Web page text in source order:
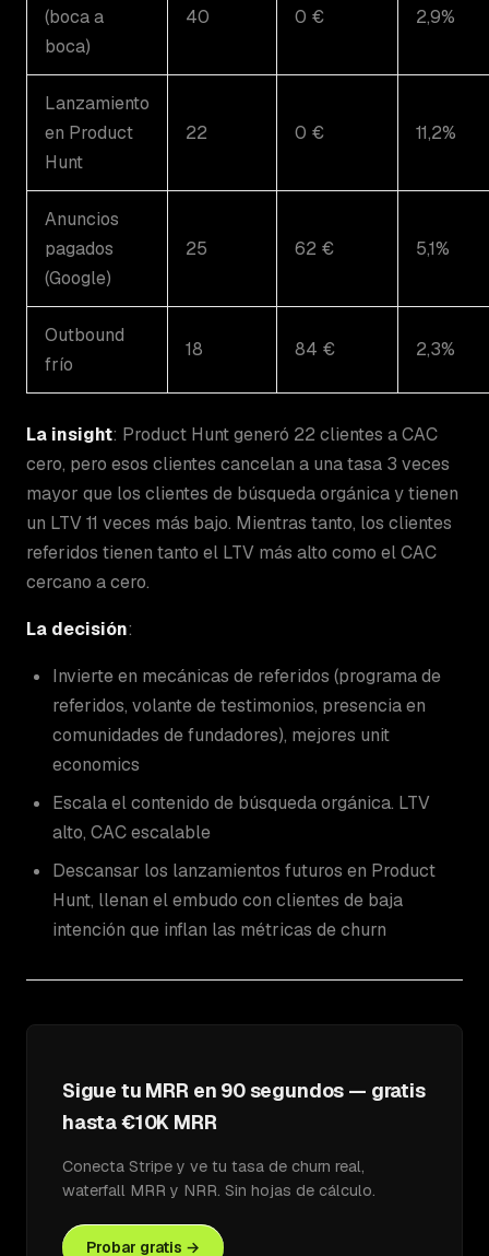
(boca a
boca)
40 0 € 2,9%
Lanzamiento
en Product
Hunt
22 0 € 11,2%
Anuncios
pagados
(Google)
25 62 € 5,1%
Outbound
frío
18 84 € 2,3%
La insight: Product Hunt generó 22 clientes a CAC
cero, pero esos clientes cancelan a una tasa 3 veces
mayor que los clientes de búsqueda orgánica y tienen
un LTV 11 veces más bajo. Mientras tanto, los clientes
referidos tienen tanto el LTV más alto como el CAC
cercano a cero.
La decisión:
Invierte en mecánicas de referidos (programa de
referidos, volante de testimonios, presencia en
comunidades de fundadores), mejores unit
economics
Escala el contenido de búsqueda orgánica. LTV
alto, CAC escalable
Descansar los lanzamientos futuros en Product
Hunt, llenan el embudo con clientes de baja
intención que inflan las métricas de churn
Sigue tu MRR en 90 segundos — gratis
hasta €10K MRR
Conecta Stripe y ve tu tasa de churn real,
waterfall MRR y NRR. Sin hojas de cálculo.
Probar gratis →